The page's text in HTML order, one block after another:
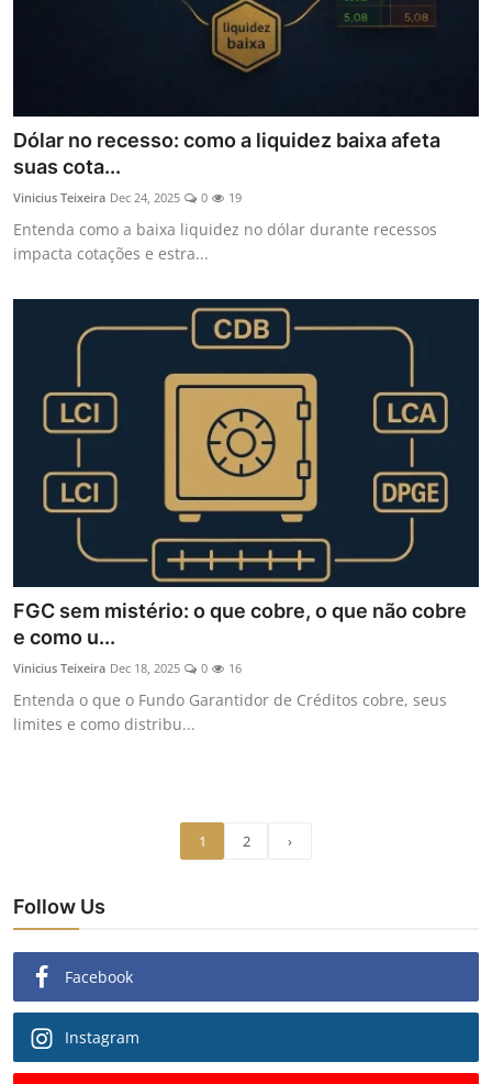
Dólar no recesso: como a liquidez baixa afeta
suas cota...
Vinicius Teixeira Dec 24, 2025 0 19
Entenda como a baixa liquidez no dólar durante recessos
impacta cotações e estra...
FGC sem mistério: o que cobre, o que não cobre
e como u...
Vinicius Teixeira Dec 18, 2025 0 16
Entenda o que o Fundo Garantidor de Créditos cobre, seus
limites e como distribu...
1 2 ›
Follow Us
Facebook
Instagram